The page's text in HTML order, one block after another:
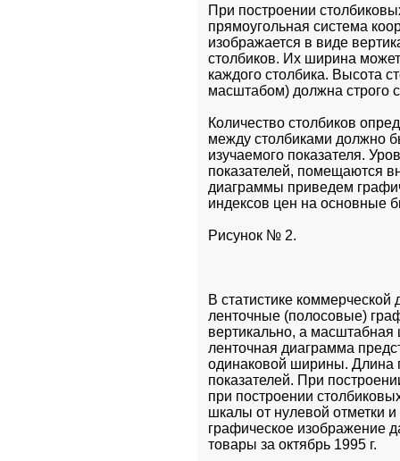
При построении
прямоугольная система
изображается в виде
столбиков. Их ширина
каждого столбика. Высота
масштабом) должна строго
Количество столбиков
между столбиками должно
изучаемого показателя.
показателей, помещаются
диаграммы приведем
индексов цен на основные
Рисунок № 2.
В статистике
ленточные (полосовые)
вертикально, а
ленточная диаграмма
одинаковой ширины. Длина
показателей. При
при построении
шкалы от нулевой отметки
графическое изображение
товары за октябрь 1995 г.